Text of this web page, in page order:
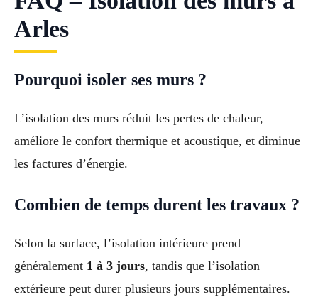
Arles
Pourquoi isoler ses murs ?
L’isolation des murs réduit les pertes de chaleur,
améliore le confort thermique et acoustique, et diminue
les factures d’énergie.
Combien de temps durent les travaux ?
Selon la surface, l’isolation intérieure prend
généralement 1 à 3 jours, tandis que l’isolation
extérieure peut durer plusieurs jours supplémentaires.